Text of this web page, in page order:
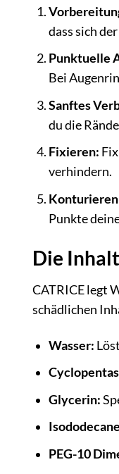
dass sich
Punktuelle
Bei
Sanftes
du die
Fixieren:
verhindern.
Punkte
Die
CATRICE legt
schädlichen
Wasser:
Glycerin:
PEG-10